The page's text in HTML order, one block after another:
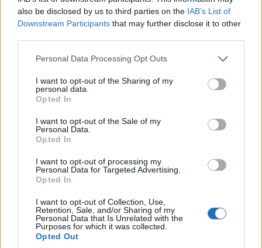
also be disclosed by us to third parties on the IAB’s List of
Downstream Participants that may further disclose it to other
Please note that this website/app uses one or more Google
not limited to your visit or usage behaviour. You may click to
grant or deny consent to Google and its third-party tags to
use your data for below specified purposes in below Google
consent section.
Personal Data Processing Opt Outs
I want to opt-out of the Sharing of my
personal data.
Opted In
I want to opt-out of the Sale of my
Personal Data.
Opted In
I want to opt-out of processing my
Personal Data for Targeted Advertising.
Opted In
I want to opt-out of Collection, Use,
Retention, Sale, and/or Sharing of my
Personal Data that Is Unrelated with the
Purposes for which it was collected.
Opted Out
ξενοδοχείο-«φρούριο»
ΕΛΛΑΔΑ
Κορωπί: Φωτιά στα Δρίγγια – Ήχησε το 112, στη
μάχη έξι εναέρια μέσα
5/08/2026 - 2:25μμ